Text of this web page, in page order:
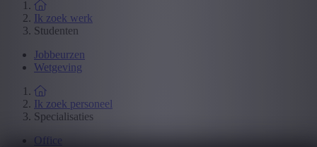
Ik zoek werk
Studenten
Jobbeurzen
Wetgeving
Ik zoek personeel
Specialisaties
Office